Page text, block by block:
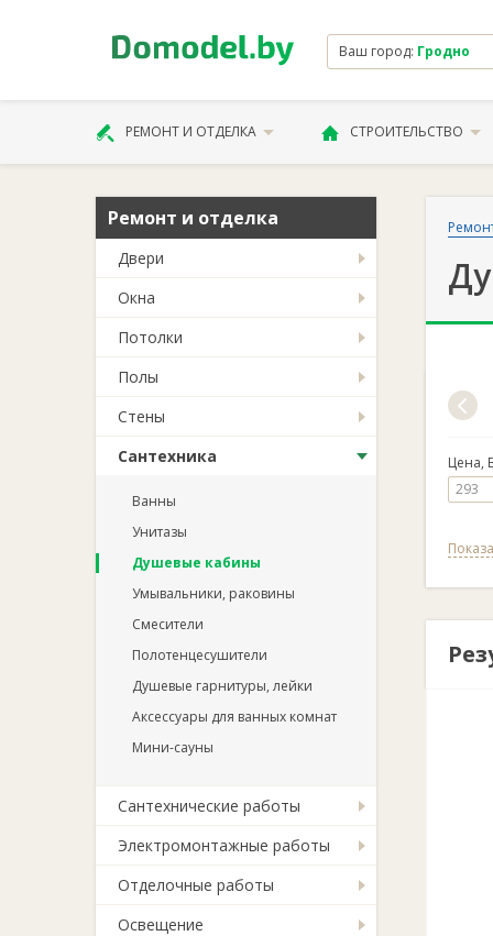
Ваш город: Гродно
РЕМОНТ И ОТДЕЛКА СТРОИТЕЛЬСТВО
Ремонт и отделка
Двери
Окна
Потолки
Полы
Стены
Сантехника
Ванны
Унитазы
Душевые кабины
Умывальники, раковины
Смесители
Полотенцесушители
Душевые гарнитуры, лейки
Аксессуары для ванных комнат
Мини-сауны
Сантехнические работы
Электромонтажные работы
Отделочные работы
Освещение
Цена,